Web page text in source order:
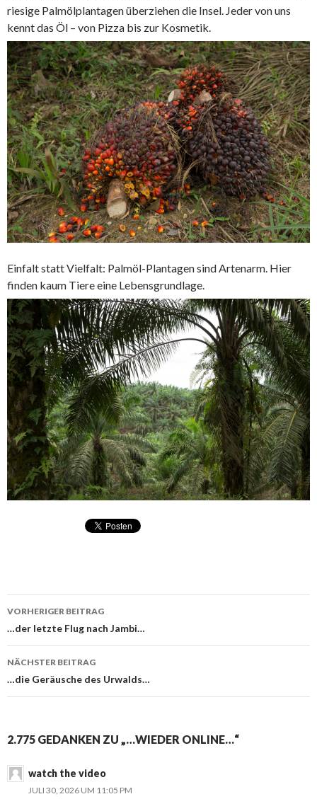
riesige Palmölplantagen überziehen die Insel. Jeder von uns
kennt das Öl – von Pizza bis zur Kosmetik.
Einfalt statt Vielfalt: Palmöl-Plantagen sind Artenarm. Hier
finden kaum Tiere eine Lebensgrundlage.
Beitragsnavigation
VORHERIGER BEITRAG
…der letzte Flug nach Jambi…
NÄCHSTER BEITRAG
…die Geräusche des Urwalds…
2.775 GEDANKEN ZU „…WIEDER ONLINE…“
watch the video
JULI 30, 2026 UM 11:05 PM